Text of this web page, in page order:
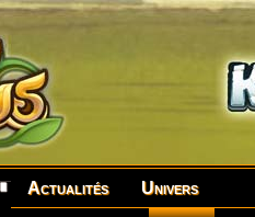
Actualités Univers